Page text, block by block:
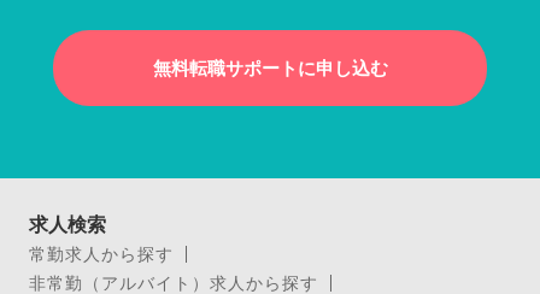
無料転職サポートに申し込む
求人検索
常勤求人から探す
非常勤（アルバイト）求人から探す